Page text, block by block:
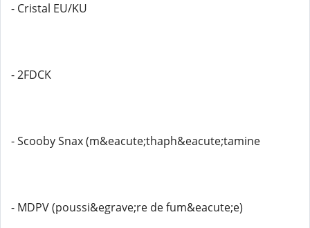
- Cristal EU/KU
- 2FDCK
- Scooby Snax (m&eacute;thaph&eacute;tamine
- MDPV (poussi&egrave;re de fum&eacute;e)